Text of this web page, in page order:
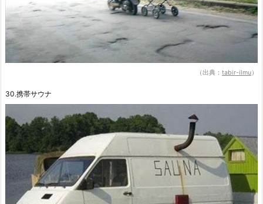
（出典： tabir-ilmu）
30.携帯サウナ